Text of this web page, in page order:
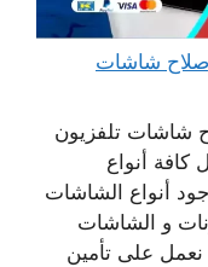
تصليح تلفزيونات 55880595 إصلاح شاشات
شاشات تلفزيون
كافة أنواع
أنواع الشاشات
و الشاشات
نعمل على تأمين